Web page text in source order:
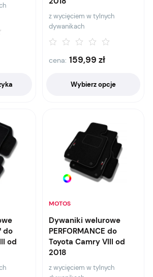
z wycięciem w tylnych
dywanikach
cena: 159,99 zł
Wybierz opcje
do
od
MOTOS
Dywaniki welurowe
PERFORMANCE do
Toyota Camry VIII od
2018
z wycięciem w tylnych